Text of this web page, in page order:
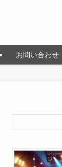
お問い合わせ